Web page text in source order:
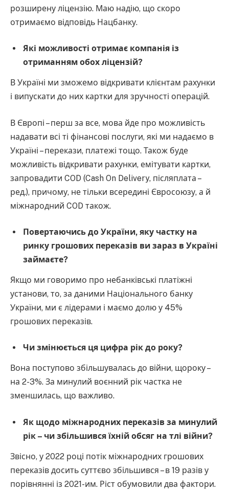
розширену ліцензію. Маю надію, що скоро
отримаємо відповідь Нацбанку.
Які можливості отримає компанія із
отриманням обох ліцензій?
В Україні ми зможемо відкривати клієнтам рахунки
і випускати до них картки для зручності операцій.
В Європі – перш за все, мова йде про можливість
надавати всі ті фінансові послуги, які ми надаємо в
Україні – перекази, платежі тощо. Також буде
можливість відкривати рахунки, емітувати картки,
запровадити COD (Cash On Delivery, післяплата –
ред.), причому, не тільки всередині Євросоюзу, а й
міжнародний COD також.
Повертаючись до України, яку частку на
ринку грошових переказів ви зараз в Україні
займаєте?
Якщо ми говоримо про небанківські платіжні
установи, то, за даними Національного банку
України, ми є лідерами і маємо долю у 45%
грошових переказів.
Чи змінюється ця цифра рік до року?
Вона поступово збільшувалась до війни, щороку –
на 2-3%. За минулий воєнний рік частка не
зменшилась, що важливо.
Як щодо міжнародних переказів за минулий
рік – чи збільшився їхній обсяг на тлі війни?
Звісно, у 2022 році потік міжнародних грошових
переказів досить суттєво збільшився – в 19 разів у
порівнянні із 2021-им. Ріст обумовили два фактори.